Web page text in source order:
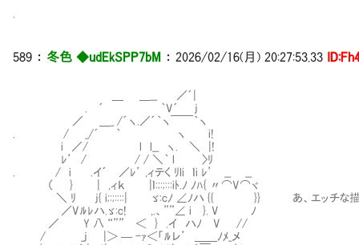
589 ： 冬色 ◆udEkSPP7bM ： 2026/02/16(月) 20:27:53.33
＿ ＿__ ／´|
. ´ ｀V´ j
／ ＿_ /´ヽ.／´｀ヽ￣￣｀ヽ
. / _/´ ｀ ヽ i!
i ／/ l l__ ヽ. ＼ |!
ﾚ’ / / / ＼｀ l 〉ﾘ
. / i .イ´ ／ﾚ’ ,ィテく ﾘli ｌi ﾚ’ __ __
（ } | ,ィｋ |ｌ:;:;:::iﾄ.ﾉ ﾉﾊ{ 〃⌒V⌒ヾ
＼ ﾘ j{ i;:;::::| ゞ:cﾉ ∠ﾉハ {{ }} あ、エッチな描写があ
／Vﾙﾚハ.ゞ:c! ,.、””∠ i }. V ﾉ
／ Y 八 “”” ＜ } .イ ハﾉ V //
/ _j |＞ — -ｧ＜「ﾙレ’ ＿＿ﾉﾒ_メ